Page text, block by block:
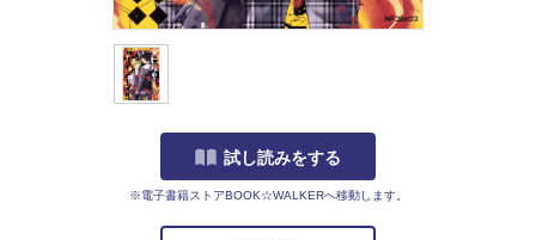
試し読みをする
※電子書籍ストアBOOK☆WALKERへ移動します。